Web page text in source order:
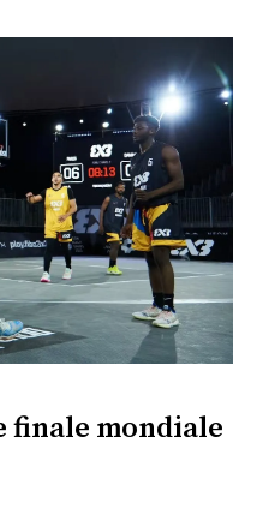
finale mondiale